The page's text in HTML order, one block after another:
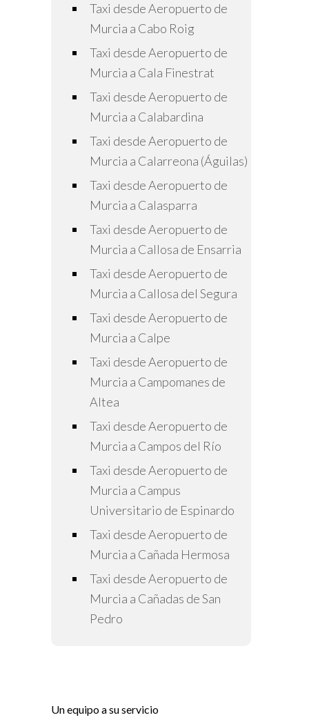
Taxi desde Aeropuerto de
Murcia a Cabo Roig
Taxi desde Aeropuerto de
Murcia a Cala Finestrat
Taxi desde Aeropuerto de
Murcia a Calabardina
Taxi desde Aeropuerto de
Murcia a Calarreona (Águilas)
Taxi desde Aeropuerto de
Murcia a Calasparra
Taxi desde Aeropuerto de
Murcia a Callosa de Ensarria
Taxi desde Aeropuerto de
Murcia a Callosa del Segura
Taxi desde Aeropuerto de
Murcia a Calpe
Taxi desde Aeropuerto de
Murcia a Campomanes de
Altea
Taxi desde Aeropuerto de
Murcia a Campos del Río
Taxi desde Aeropuerto de
Murcia a Campus
Universitario de Espinardo
Taxi desde Aeropuerto de
Murcia a Cañada Hermosa
Taxi desde Aeropuerto de
Murcia a Cañadas de San
Pedro
Un equipo a su servicio